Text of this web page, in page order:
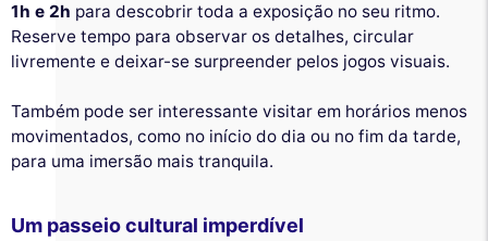
1h e 2h para descobrir toda a exposição no seu ritmo.
Reserve tempo para observar os detalhes, circular
livremente e deixar-se surpreender pelos jogos visuais.
Também pode ser interessante visitar em horários menos
movimentados, como no início do dia ou no fim da tarde,
para uma imersão mais tranquila.
Um passeio cultural imperdível